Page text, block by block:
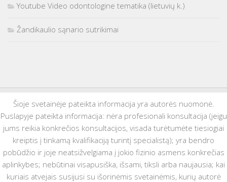
Youtube Video odontologine tematika (lietuvių k.)
Žandikaulio sąnario sutrikimai
Šioje svetainėje pateikta informacija yra autorės nuomonė.
Puslapyje pateikta informacija: nėra profesionali konsultacija (jeigu
jums reikia konkrečios konsultacijos, visada turėtumėte tiesiogiai
kreiptis į tinkamą kvalifikaciją turintį specialistą); yra bendro
pobūdžio ir joje neatsižvelgiama į jokio fizinio asmens konkrečias
aplinkybes; nebūtinai visapusiška, išsami, tiksli arba naujausia; kai
kuriais atvejais susijusi su išorinėmis svetainėmis, kurių autorė